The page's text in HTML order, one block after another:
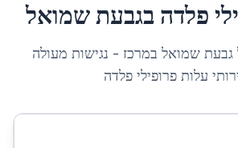
פלדה בגבעת שמואל
גבעת שמואל במרכז - נגישות מעולה
עלות פרופילי פלדה